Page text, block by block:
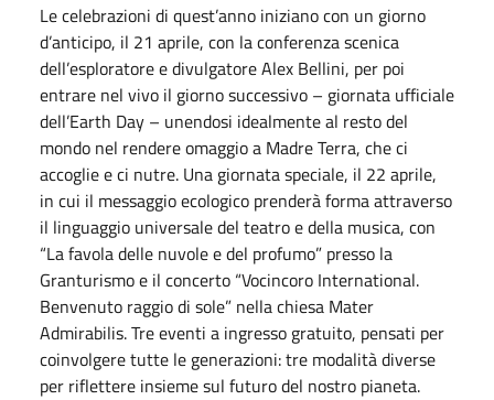
Le celebrazioni di quest’anno iniziano con un giorno
d’anticipo, il 21 aprile, con la conferenza scenica
dell’esploratore e divulgatore Alex Bellini, per poi
entrare nel vivo il giorno successivo – giornata ufficiale
dell’Earth Day – unendosi idealmente al resto del
mondo nel rendere omaggio a Madre Terra, che ci
accoglie e ci nutre. Una giornata speciale, il 22 aprile,
in cui il messaggio ecologico prenderà forma attraverso
il linguaggio universale del teatro e della musica, con
“La favola delle nuvole e del profumo” presso la
Granturismo e il concerto “Vocincoro International.
Benvenuto raggio di sole” nella chiesa Mater
Admirabilis. Tre eventi a ingresso gratuito, pensati per
coinvolgere tutte le generazioni: tre modalità diverse
per riflettere insieme sul futuro del nostro pianeta.